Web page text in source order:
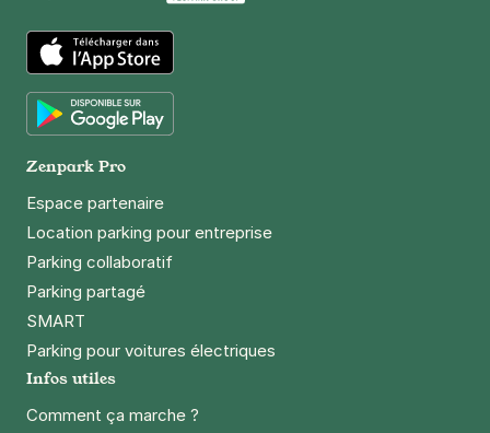
26 €
/jour,78 €/semaine
Réserver
+ Abonnements disponibles
Lille - Caulier - Bourg
41 rue Rabelais
59800
1,50 € /heure
Réserver
App Store
Zenpark Pro
Espace partenaire
Location parking pour entreprise
Parking collaboratif
Parking partagé
SMART
Parking pour voitures électriques
Infos utiles
Comment ça marche ?